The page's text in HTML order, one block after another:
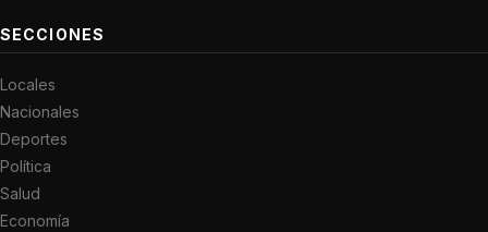
SECCIONES
Locales
Nacionales
Deportes
Política
Salud
Economía